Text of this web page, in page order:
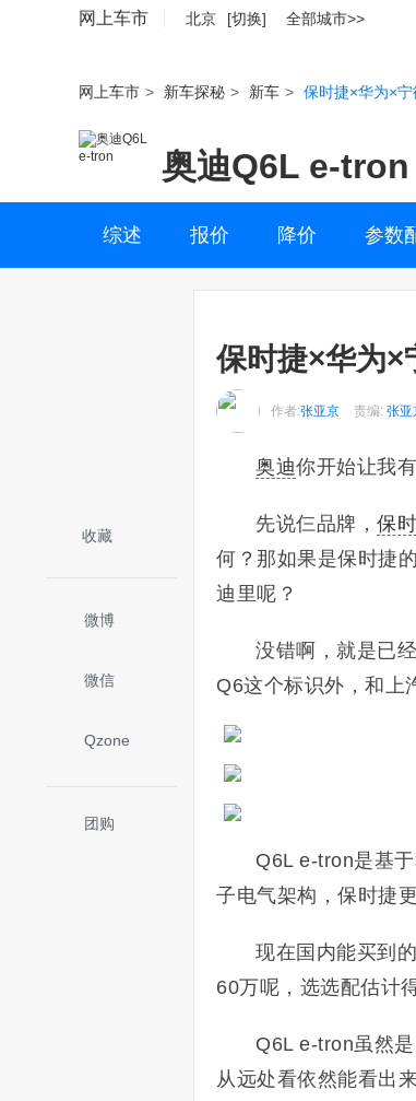
网上车市 北京 [切换] 全部城市>>
网上车市 > 新车探秘 > 新车 > 保时捷×华为×
奥迪Q6L e-tron
综述 报价 降价 参数
收藏
微博
微信
Qzone
团购
保时捷×华为×
作者:张亚京 责编: 张亚
奥迪你开始让我
先说仨品牌， 保
何？那如果是保时捷
迪里呢？
没错啊，就是已
Q6这个标识外，和上
Q6L e-tron是基
子电气架构，保时捷
现在国内能买到
60万呢，选选配估计
Q6L e-tron虽然
从远处看依然能看出